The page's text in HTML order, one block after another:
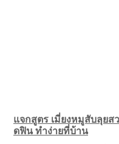
แจกสูตร เมี่ยงหมูสับลุยส
ดฟิน ทำง่ายที่บ้าน